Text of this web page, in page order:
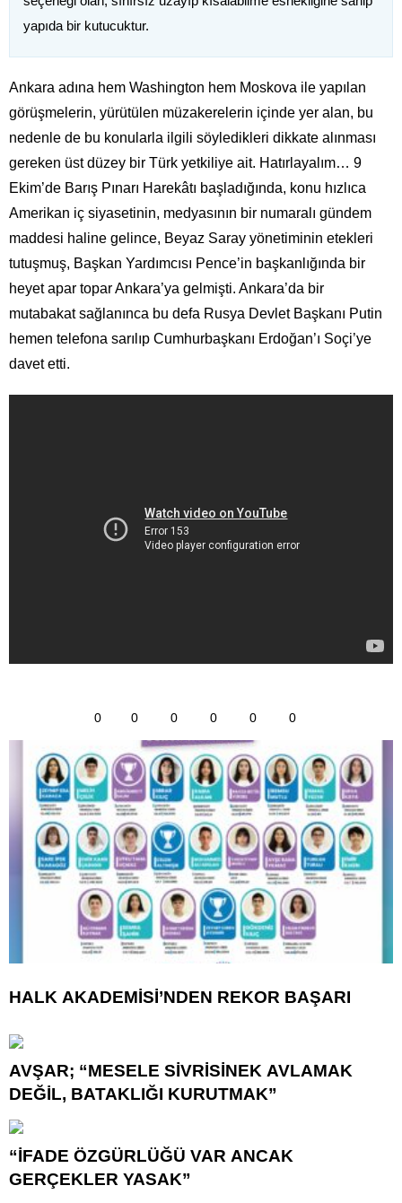
yapıda bir kutucuktur.
Ankara adına hem Washington hem Moskova ile yapılan
görüşmelerin, yürütülen müzakerelerin içinde yer alan, bu
nedenle de bu konularla ilgili söyledikleri dikkate alınması
gereken üst düzey bir Türk yetkiliye ait. Hatırlayalım… 9
Ekim’de Barış Pınarı Harekâtı başladığında, konu hızlıca
Amerikan iç siyasetinin, medyasının bir numaralı gündem
maddesi haline gelince, Beyaz Saray yönetiminin etekleri
tutuşmuş, Başkan Yardımcısı Pence’in başkanlığında bir
heyet apar topar Ankara’ya gelmişti. Ankara’da bir
mutabakat sağlanınca bu defa Rusya Devlet Başkanı Putin
hemen telefona sarılıp Cumhurbaşkanı Erdoğan’ı Soçi’ye
davet etti.
0 0 0 0 0 0
HALK AKADEMİSİ’NDEN REKOR BAŞARI
AVŞAR; “MESELE SİVRİSİNEK AVLAMAK
DEĞİL, BATAKLIĞI KURUTMAK”
“İFADE ÖZGÜRLÜĞÜ VAR ANCAK
GERÇEKLER YASAK”